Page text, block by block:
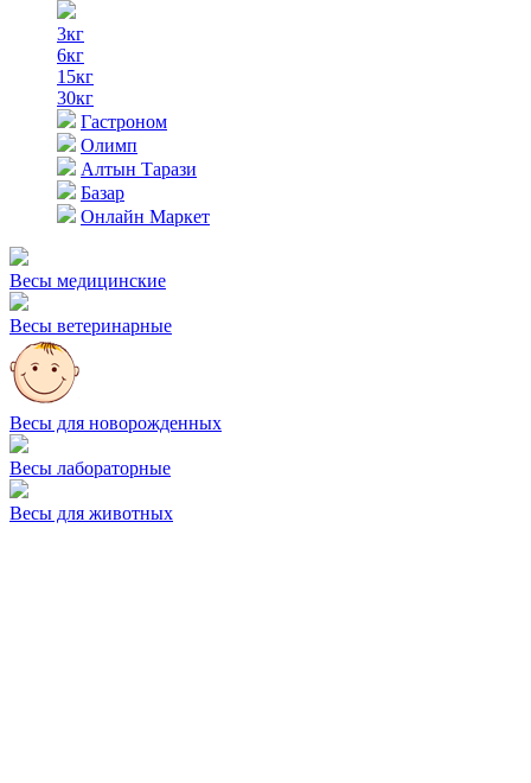
3кг
6кг
15кг
30кг
Гастроном
Олимп
Алтын Тарази
Базар
Онлайн Маркет
Весы медицинские
Весы ветеринарные
Весы для новорожденных
Весы лабораторные
Весы для животных